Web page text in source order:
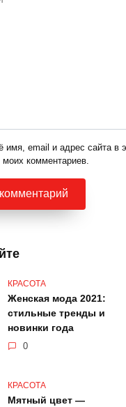
имя, email и адрес сайта в
комментариев.
КРАСОТА
Женская мода 2021:
стильные тренды и
новинки года
0
КРАСОТА
Мятный цвет —